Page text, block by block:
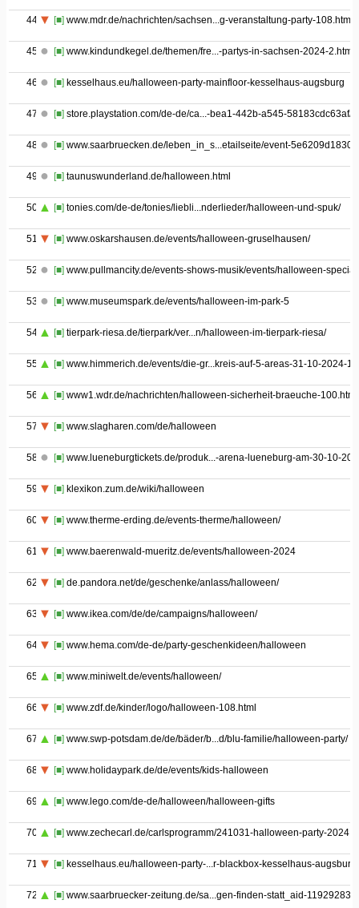
44 [■] www.mdr.de/nachrichten/sachsen...g-veranstaltung-party-108.html
45 [■] www.kindundkegel.de/themen/fre...-partys-in-sachsen-2024-2.html
46 [■] kesselhaus.eu/halloween-party-mainfloor-kesselhaus-augsburg
47 [■] store.playstation.com/de-de/ca...-bea1-442b-a545-58183cdc63af/1
48 [■] www.saarbruecken.de/leben_in_s...etailseite/event-
49 [■] taunuswunderland.de/halloween.html
50 [■] tonies.com/de-de/tonies/liebli...nderlieder/halloween-und-spuk/
51 [■] www.oskarshausen.de/events/halloween-gruselhausen/
52 [■] www.pullmancity.de/events-shows-musik/events/halloween-special
53 [■] www.museumspark.de/events/halloween-im-park-5
54 [■] tierpark-riesa.de/tierpark/ver...n/halloween-im-tierpark-riesa/
55 [■] www.himmerich.de/events/die-gr...kreis-auf-5-areas-31-10-2024-1
56 [■] www1.wdr.de/nachrichten/halloween-sicherheit-braeuche-100.html
57 [■] www.slagharen.com/de/halloween
58 [■] www.lueneburgtickets.de/produk...-arena-lueneburg-am-30-10-
59 [■] klexikon.zum.de/wiki/halloween
60 [■] www.therme-erding.de/events-therme/halloween/
61 [■] www.baerenwald-mueritz.de/events/halloween-2024
62 [■] de.pandora.net/de/geschenke/anlass/halloween/
63 [■] www.ikea.com/de/de/campaigns/halloween/
64 [■] www.hema.com/de-de/party-geschenkideen/halloween
65 [■] www.miniwelt.de/events/halloween/
66 [■] www.zdf.de/kinder/logo/halloween-108.html
67 [■] www.swp-potsdam.de/de/bäder/b...d/blu-familie/halloween-party/
68 [■] www.holidaypark.de/de/events/kids-halloween
69 [■] www.lego.com/de-de/halloween/halloween-gifts
70 [■] www.zechecarl.de/carlsprogramm/241031-halloween-party-2024
71 [■] kesselhaus.eu/halloween-party-...r-blackbox-kesselhaus-augsburg
72 [■] www.saarbruecker-zeitung.de/sa...gen-finden-statt_aid-119292835